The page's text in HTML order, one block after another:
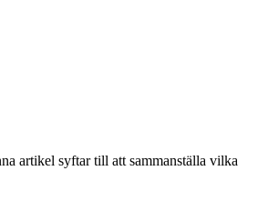
artikel syftar till att sammanställa vilka